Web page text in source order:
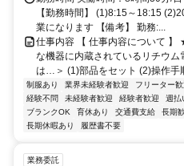
【勤務時間】 (1)8:15～18:15
業になります 【備考】 勤務:...
仕事内容 【 仕事内容について
な機器に内蔵されているリチウ
は…＞ (1)部品をセット (2)操作手
制服あり 業界未経験者歓迎 フリーター歓
経験不問
未経験者歓迎 経験者歓迎 週払
ブランクOK
育休あり 交通費支給 長期
長期休暇あり
履歴書不要
業務委託